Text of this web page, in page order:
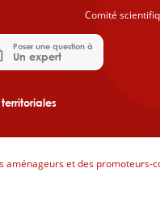
territoriales
Poser une question à
Un expert
Comité
aménageurs et des promoteurs-